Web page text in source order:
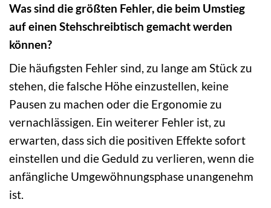
Was sind die größten Fehler, die beim Umstieg
auf einen Stehschreibtisch gemacht werden
können?
Die häufigsten Fehler sind, zu lange am Stück zu
stehen, die falsche Höhe einzustellen, keine
Pausen zu machen oder die Ergonomie zu
vernachlässigen. Ein weiterer Fehler ist, zu
erwarten, dass sich die positiven Effekte sofort
einstellen und die Geduld zu verlieren, wenn die
anfängliche Umgewöhnungsphase unangenehm
ist.